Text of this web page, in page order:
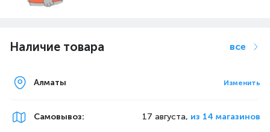
Наличие товара все
Алматы Изменить
Самовывоз: 17 августа, из 14 магазинов